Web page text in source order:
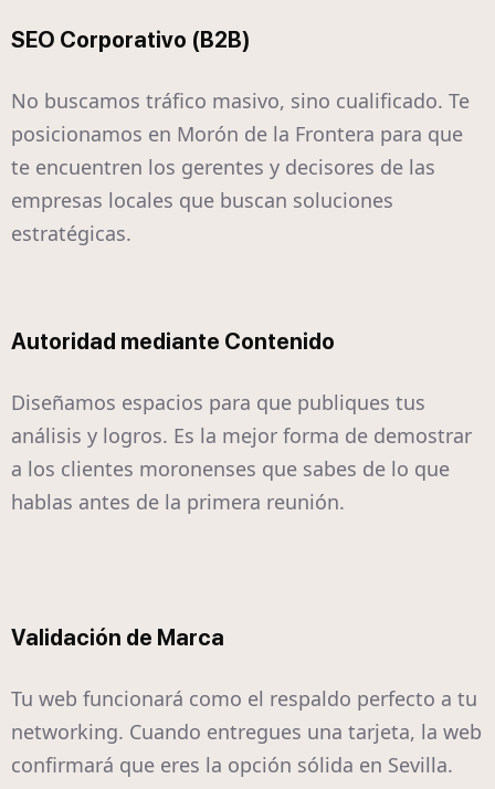
SEO Corporativo (B2B)
No buscamos tráfico masivo, sino cualificado. Te
posicionamos en Morón de la Frontera para que
te encuentren los gerentes y decisores de las
empresas locales que buscan soluciones
estratégicas.
Autoridad mediante Contenido
Diseñamos espacios para que publiques tus
análisis y logros. Es la mejor forma de demostrar
a los clientes moronenses que sabes de lo que
hablas antes de la primera reunión.
Validación de Marca
Tu web funcionará como el respaldo perfecto a tu
networking. Cuando entregues una tarjeta, la web
confirmará que eres la opción sólida en Sevilla.